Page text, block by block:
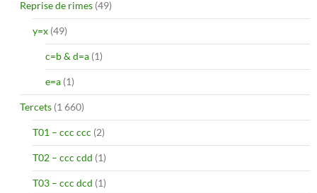
Reprise de rimes (49)
y=x (49)
c=b & d=a (1)
e=a (1)
Tercets (1 660)
T01 – ccc ccc (2)
T02 – ccc cdd (1)
T03 – ccc dcd (1)